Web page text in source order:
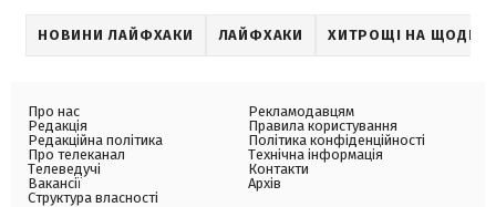
НОВИНИ ЛАЙФХАКИ ЛАЙФХАКИ ХИТРОЩІ НА
Про нас
Редакція
Редакційна політика
Про телеканал
Телеведучі
Вакансії
Структура власності
Рекламодавцям
Правила користування
Політика конфіденційності
Технічна інформація
Контакти
Архів